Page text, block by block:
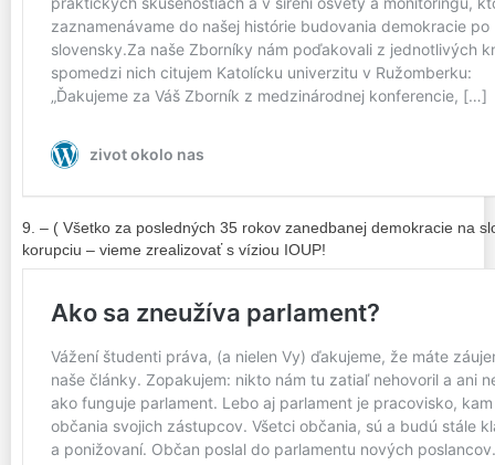
9. – ( Všetko za posledných 35 rokov zanedbanej demokracie na
korupciu – vieme zrealizovať s víziou IOUP!